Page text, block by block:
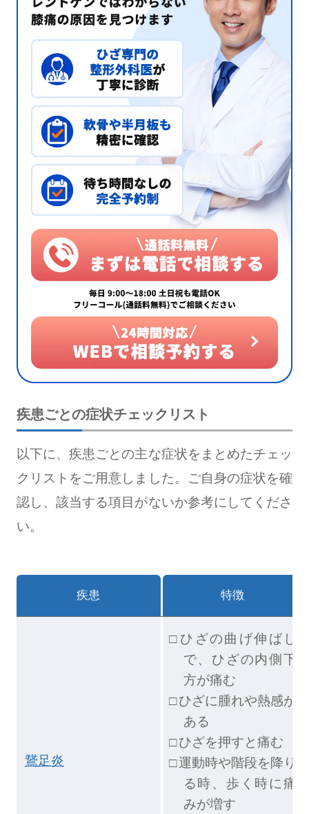
疾患ごとの症状チェックリスト
以下に、疾患ごとの主な症状をまとめたチェッ
クリストをご用意しました。ご自身の症状を確
認し、該当する項目がないか参考にしてくださ
い。
疾患 特徴
鵞足炎
ひざの曲げ伸ばし
で、ひざの内側下
方が痛む
ひざに腫れや熱感が
ある
ひざを押すと痛む
運動時や階段を降り
る時、歩く時に痛
みが増す